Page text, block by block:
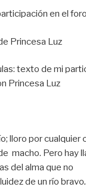
en el foro
Princesa Luz
texto de mi
Princesa Luz
lloro por cualquier
macho. Pero hay
del alma que no
de un río bravo.